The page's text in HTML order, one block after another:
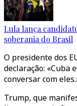
Lula lança
soberania do Brasil
O presidente dos
declaração: «Cuba
conversar com
Trump, que